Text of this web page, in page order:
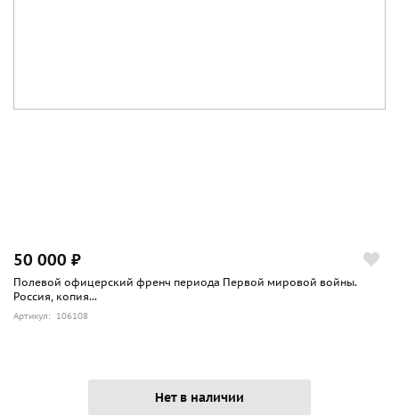
50 000 ₽
Полевой офицерский френч периода Первой мировой войны.
Россия, копия...
Артикул: 106108
Нет в наличии